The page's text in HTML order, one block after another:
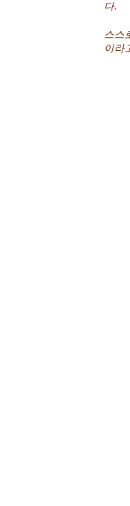
다.
스스
이라